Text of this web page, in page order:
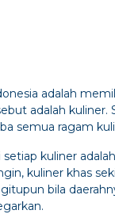
adalah
adalah
semua ragam
kuliner
kuliner khas
bila